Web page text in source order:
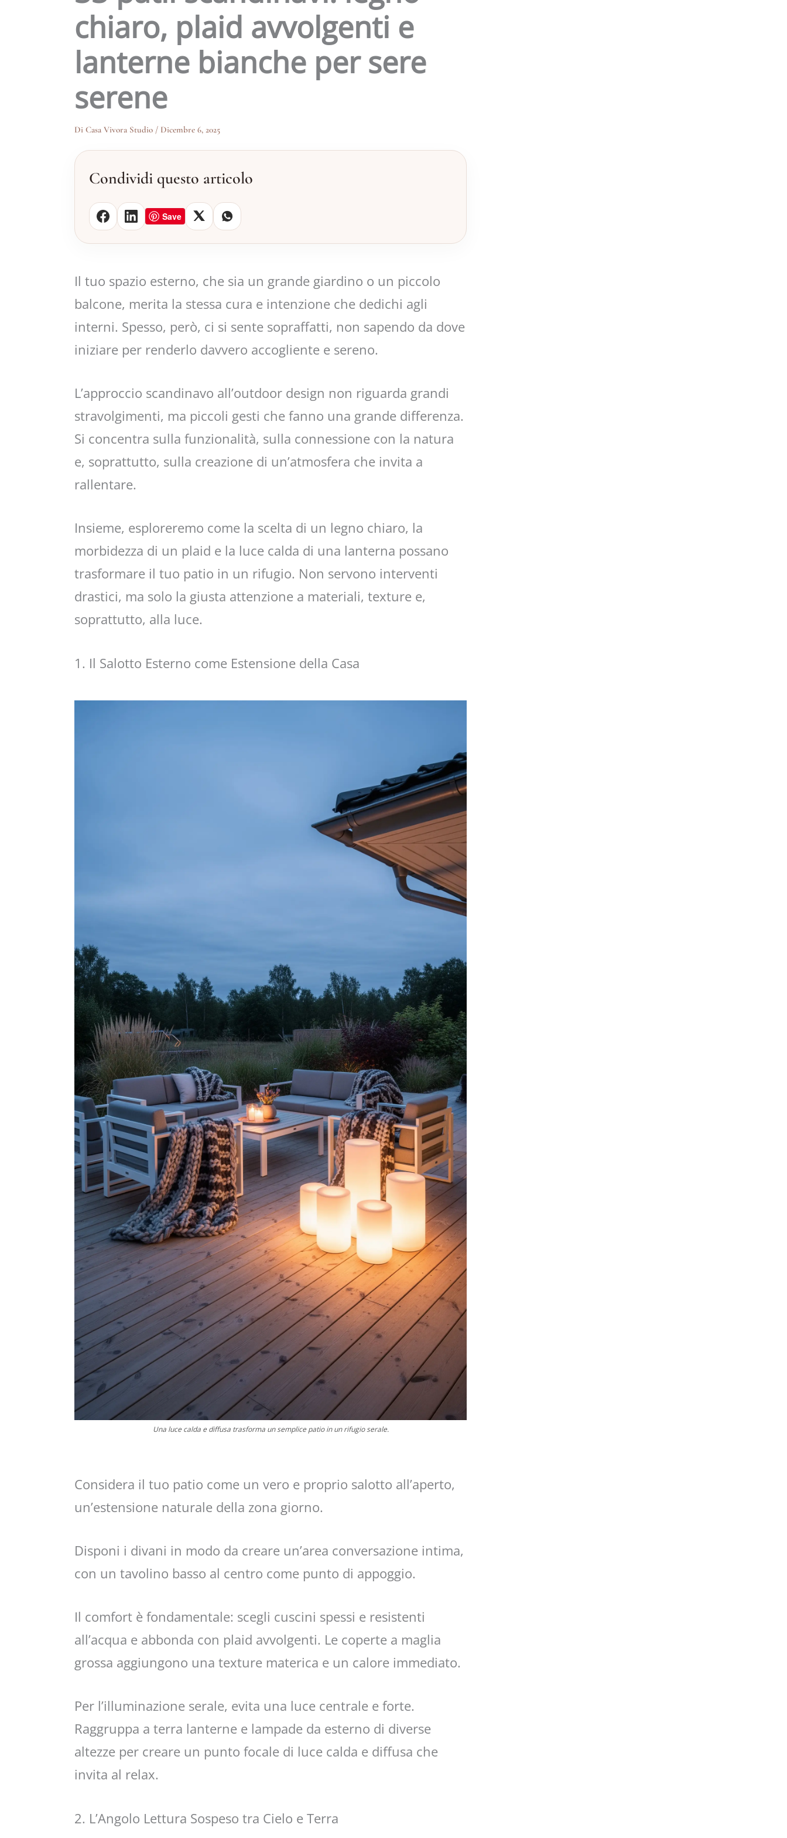
chiaro, plaid avvolgenti e
lanterne bianche per sere
serene
Di Casa Vivora Studio / Dicembre 6, 2025
Condividi questo articolo
Save
Il tuo spazio esterno, che sia un grande giardino o un piccolo
balcone, merita la stessa cura e intenzione che dedichi agli
interni. Spesso, però, ci si sente sopraffatti, non sapendo da dove
iniziare per renderlo davvero accogliente e sereno.
L’approccio scandinavo all’outdoor design non riguarda grandi
stravolgimenti, ma piccoli gesti che fanno una grande differenza.
Si concentra sulla funzionalità, sulla connessione con la natura
e, soprattutto, sulla creazione di un’atmosfera che invita a
rallentare.
Insieme, esploreremo come la scelta di un legno chiaro, la
morbidezza di un plaid e la luce calda di una lanterna possano
trasformare il tuo patio in un rifugio. Non servono interventi
drastici, ma solo la giusta attenzione a materiali, texture e,
soprattutto, alla luce.
1. Il Salotto Esterno come Estensione della Casa
Una luce calda e diffusa trasforma un semplice patio in un rifugio serale.
Considera il tuo patio come un vero e proprio salotto all’aperto,
un’estensione naturale della zona giorno.
Disponi i divani in modo da creare un’area conversazione intima,
con un tavolino basso al centro come punto di appoggio.
Il comfort è fondamentale: scegli cuscini spessi e resistenti
all’acqua e abbonda con plaid avvolgenti. Le coperte a maglia
grossa aggiungono una texture materica e un calore immediato.
Per l’illuminazione serale, evita una luce centrale e forte.
Raggruppa a terra lanterne e lampade da esterno di diverse
altezze per creare un punto focale di luce calda e diffusa che
invita al relax.
2. L’Angolo Lettura Sospeso tra Cielo e Terra